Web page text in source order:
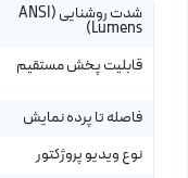
شدت روشنایی (ANSI
Lumens)
قابلیت پخش مستقیم
فاصله تا پرده نمایش
نوع ویدیو پروژکتور